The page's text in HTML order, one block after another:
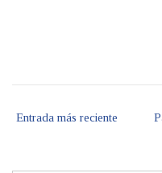
Entrada más reciente